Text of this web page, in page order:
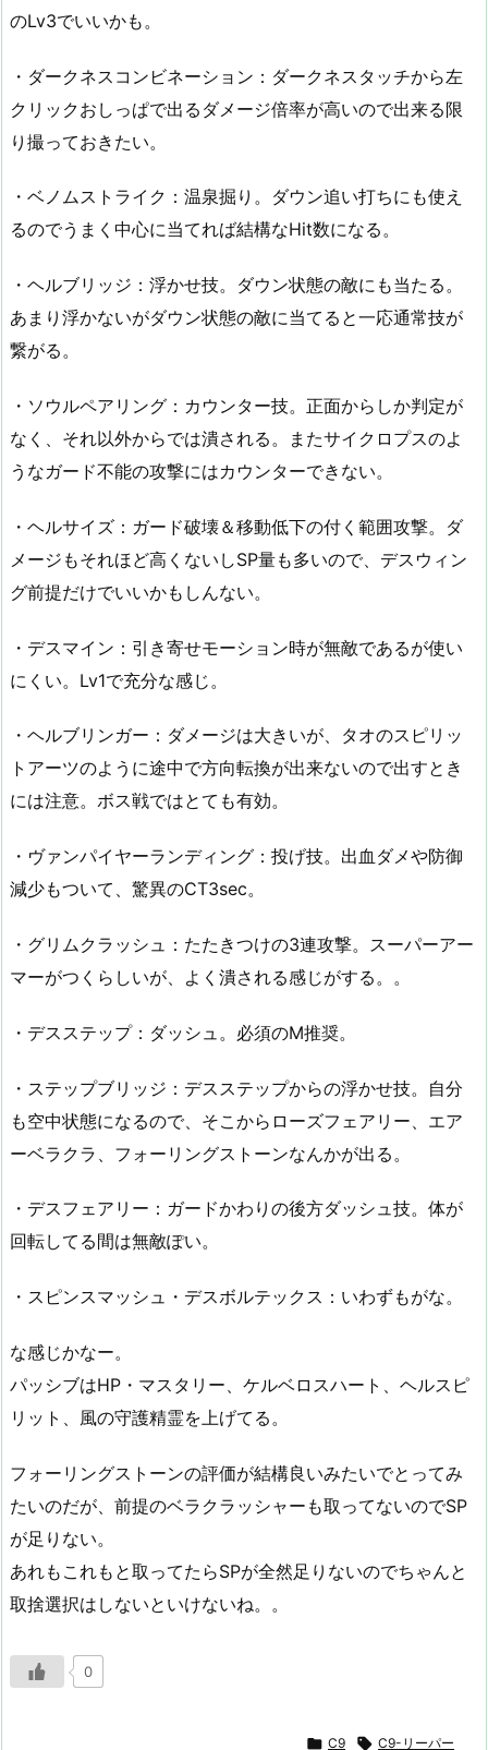
のLv3でいいかも。
・ダークネスコンビネーション：ダークネスタッチから左
クリックおしっぱで出るダメージ倍率が高いので出来る限
り撮っておきたい。
・ベノムストライク：温泉掘り。ダウン追い打ちにも使え
るのでうまく中心に当てれば結構なHit数になる。
・ヘルブリッジ：浮かせ技。ダウン状態の敵にも当たる。
あまり浮かないがダウン状態の敵に当てると一応通常技が
繋がる。
・ソウルペアリング：カウンター技。正面からしか判定が
なく、それ以外からでは潰される。またサイクロプスのよ
うなガード不能の攻撃にはカウンターできない。
・ヘルサイズ：ガード破壊＆移動低下の付く範囲攻撃。ダ
メージもそれほど高くないしSP量も多いので、デスウィン
グ前提だけでいいかもしんない。
・デスマイン：引き寄せモーション時が無敵であるが使い
にくい。Lv1で充分な感じ。
・ヘルブリンガー：ダメージは大きいが、タオのスピリッ
トアーツのように途中で方向転換が出来ないので出すとき
には注意。ボス戦ではとても有効。
・ヴァンパイヤーランディング：投げ技。出血ダメや防御
減少もついて、驚異のCT3sec。
・グリムクラッシュ：たたきつけの3連攻撃。スーパーアー
マーがつくらしいが、よく潰される感じがする。。
・デスステップ：ダッシュ。必須のM推奨。
・ステップブリッジ：デスステップからの浮かせ技。自分
も空中状態になるので、そこからローズフェアリー、エア
ーベラクラ、フォーリングストーンなんかが出る。
・デスフェアリー：ガードかわりの後方ダッシュ技。体が
回転してる間は無敵ぽい。
・スピンスマッシュ・デスボルテックス：いわずもがな。
な感じかなー。
パッシブはHP・マスタリー、ケルベロスハート、ヘルスピ
リット、風の守護精霊を上げてる。
フォーリングストーンの評価が結構良いみたいでとってみ
たいのだが、前提のベラクラッシャーも取ってないのでSP
が足りない。
あれもこれもと取ってたらSPが全然足りないのでちゃんと
取捨選択はしないといけないね。。
0
 C9  C9-リーパー